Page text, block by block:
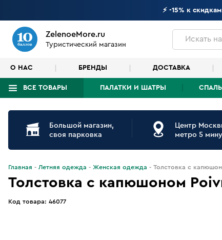
⚡ -15% к
ZelenoeMore.ru
Туристический магазин
Искатьна
О НАС БРЕНДЫ ДОСТАВКА
ВСЕ ТОВАРЫ ПАЛАТКИ И ШАТРЫ
Что будем искать?
Большой магазин,
своя парковка
Центр
метро 5
Главная Летняя одежда Женская одежда Толстовка с
Толстовка с капюшоном
Код товара: 46077